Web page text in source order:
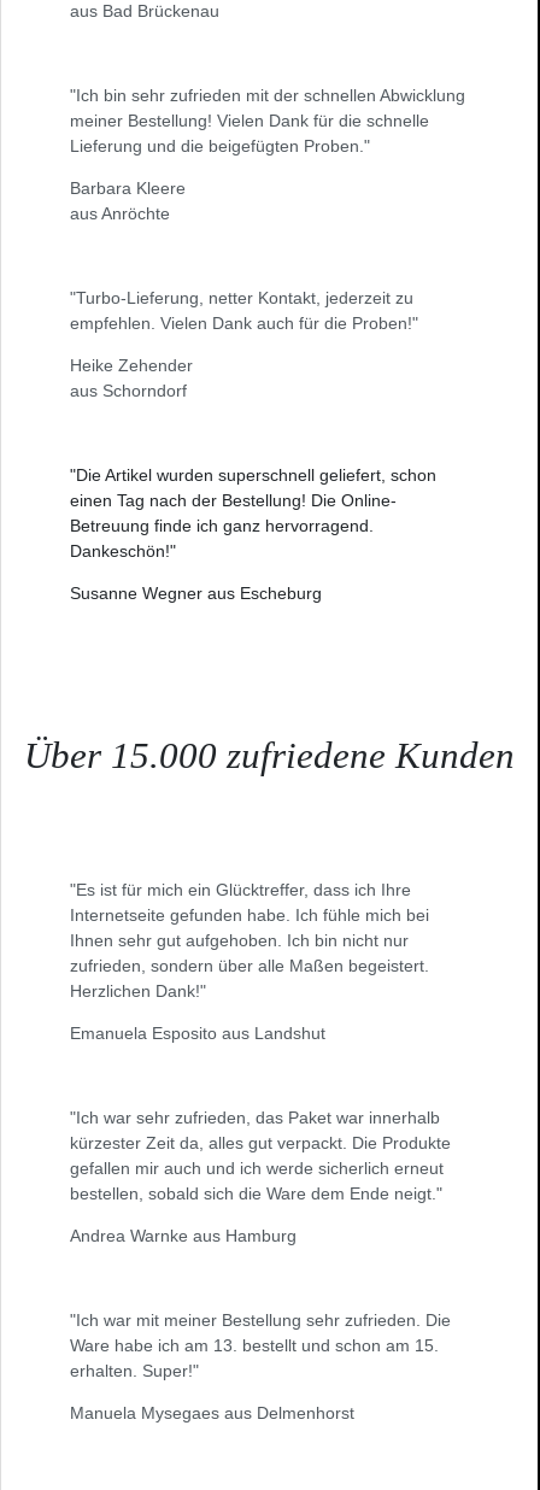
aus Bad Brückenau
"Ich bin sehr zufrieden mit der schnellen Abwicklung
meiner Bestellung! Vielen Dank für die schnelle
Lieferung und die beigefügten Proben."
Barbara Kleere
aus Anröchte
"Turbo-Lieferung, netter Kontakt, jederzeit zu
empfehlen. Vielen Dank auch für die Proben!"
Heike Zehender
aus Schorndorf
"Die Artikel wurden superschnell geliefert, schon
einen Tag nach der Bestellung! Die Online-
Betreuung finde ich ganz hervorragend.
Dankeschön!"
Susanne Wegner aus Escheburg
Über 15.000 zufriedene Kunden
"Es ist für mich ein Glücktreffer, dass ich Ihre
Internetseite gefunden habe. Ich fühle mich bei
Ihnen sehr gut aufgehoben. Ich bin nicht nur
zufrieden, sondern über alle Maßen begeistert.
Herzlichen Dank!"
Emanuela Esposito aus Landshut
"Ich war sehr zufrieden, das Paket war innerhalb
kürzester Zeit da, alles gut verpackt. Die Produkte
gefallen mir auch und ich werde sicherlich erneut
bestellen, sobald sich die Ware dem Ende neigt."
Andrea Warnke aus Hamburg
"Ich war mit meiner Bestellung sehr zufrieden. Die
Ware habe ich am 13. bestellt und schon am 15.
erhalten. Super!"
Manuela Mysegaes aus Delmenhorst